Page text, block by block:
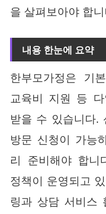
을 살펴보아야 합
내용 한눈에 요약
한부모가정은 기
교육비 지원 등
받을 수 있습니다.
방문 신청이 가능
리 준비해야 합니
정책이 운영되고
링과 상담 서비스